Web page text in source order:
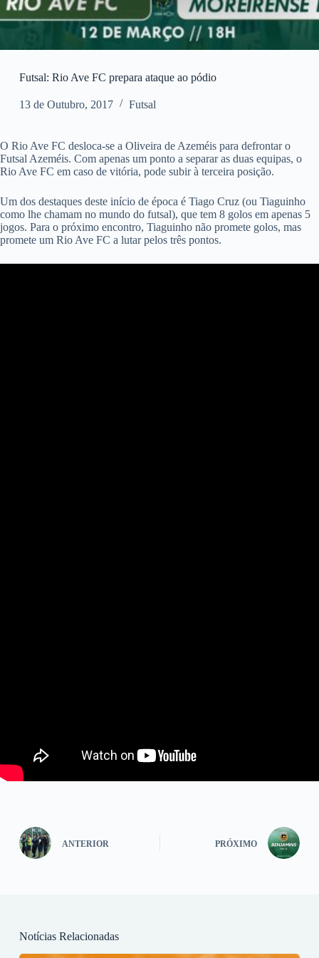
Futsal: Rio Ave FC prepara ataque ao pódio
13 de Outubro, 2017 Futsal
O Rio Ave FC desloca-se a Oliveira de Azeméis para defrontar o
Futsal Azeméis. Com apenas um ponto a separar as duas equipas, o
Rio Ave FC em caso de vitória, pode subir à terceira posição.
Um dos destaques deste início de época é Tiago Cruz (ou Tiaguinho
como lhe chamam no mundo do futsal), que tem 8 golos em apenas 5
jogos. Para o próximo encontro, Tiaguinho não promete golos, mas
promete um Rio Ave FC a lutar pelos três pontos.
ANTERIOR PRÓXIMO
Notícias Relacionadas